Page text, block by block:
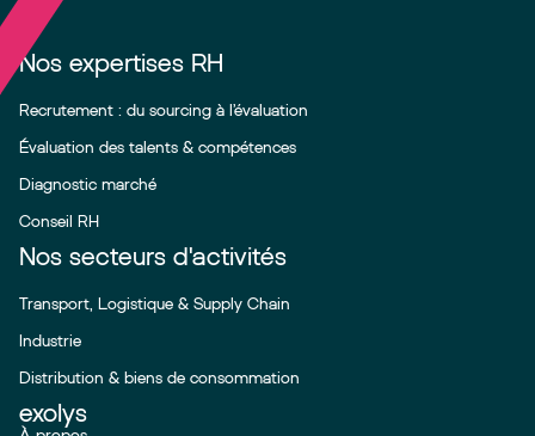
Nos expertises RH
Recrutement : du sourcing à l’évaluation
Évaluation des talents & compétences
Diagnostic marché
Conseil RH
Nos secteurs d'activités
Transport, Logistique & Supply Chain
Industrie
Distribution & biens de consommation
exolys